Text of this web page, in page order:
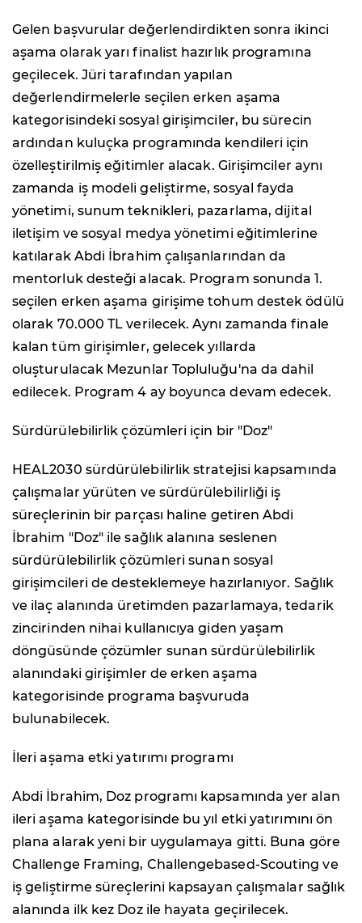
Gelen başvurular değerlendirdikten sonra ikinci
aşama olarak yarı finalist hazırlık programına
geçilecek. Jüri tarafından yapılan
değerlendirmelerle seçilen erken aşama
kategorisindeki sosyal girişimciler, bu sürecin
ardından kuluçka programında kendileri için
özelleştirilmiş eğitimler alacak. Girişimciler aynı
zamanda iş modeli geliştirme, sosyal fayda
yönetimi, sunum teknikleri, pazarlama, dijital
iletişim ve sosyal medya yönetimi eğitimlerine
katılarak Abdi İbrahim çalışanlarından da
mentorluk desteği alacak. Program sonunda 1.
seçilen erken aşama girişime tohum destek ödülü
olarak 70.000 TL verilecek. Aynı zamanda finale
kalan tüm girişimler, gelecek yıllarda
oluşturulacak Mezunlar Topluluğu'na da dahil
edilecek. Program 4 ay boyunca devam edecek.
Sürdürülebilirlik çözümleri için bir "Doz"
HEAL2030 sürdürülebilirlik stratejisi kapsamında
çalışmalar yürüten ve sürdürülebilirliği iş
süreçlerinin bir parçası haline getiren Abdi
İbrahim "Doz" ile sağlık alanına seslenen
sürdürülebilirlik çözümleri sunan sosyal
girişimcileri de desteklemeye hazırlanıyor. Sağlık
ve ilaç alanında üretimden pazarlamaya, tedarik
zincirinden nihai kullanıcıya giden yaşam
döngüsünde çözümler sunan sürdürülebilirlik
alanındaki girişimler de erken aşama
kategorisinde programa başvuruda
bulunabilecek.
İleri aşama etki yatırımı programı
Abdi İbrahim, Doz programı kapsamında yer alan
ileri aşama kategorisinde bu yıl etki yatırımını ön
plana alarak yeni bir uygulamaya gitti. Buna göre
Challenge Framing, Challengebased-Scouting ve
iş geliştirme süreçlerini kapsayan çalışmalar sağlık
alanında ilk kez Doz ile hayata geçirilecek.